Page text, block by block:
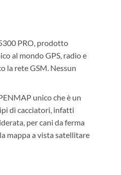
PRO, prodotto
al mondo GPS, radio e
la rete GSM. Nessun
unico che è un
di cacciatori, infatti
per cani da ferma
mappa a vista satellitare